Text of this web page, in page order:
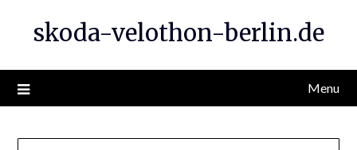
skoda-velothon-berlin.de
Menu